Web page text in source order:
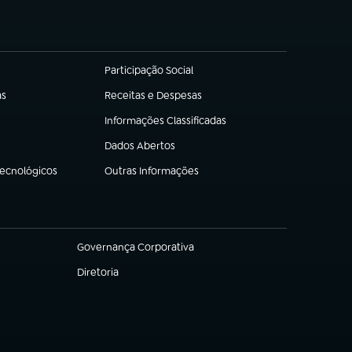
Participação Social
(abre em nova aba)
Receitas e Despesas
(abre em nova aba)
Informações Classificadas
(abre em nova aba)
Dados Abertos
(abre em nova aba)
Outras Informações
(abre em nova aba)
Governança Corporativa
(abre em nova aba)
Diretoria
(abre em nova aba)